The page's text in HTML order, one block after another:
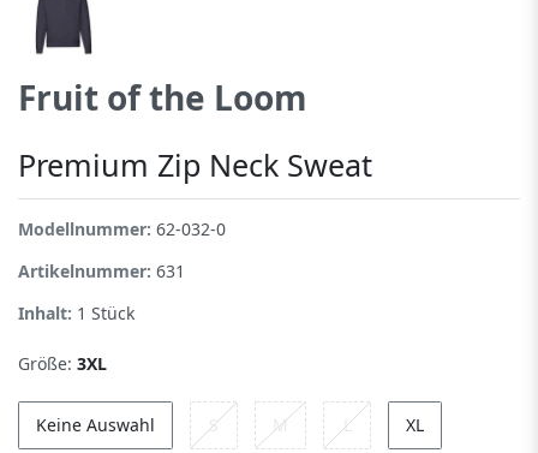
Fruit of the Loom
Premium Zip Neck Sweat
Modellnummer: 62-032-0
Artikelnummer: 631
Inhalt: 1 Stück
Größe: 3XL
Keine Auswahl S M L XL